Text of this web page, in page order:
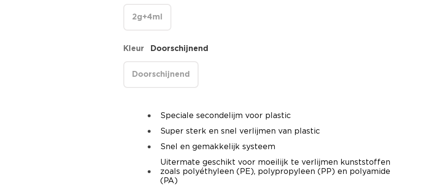
2g+4ml
Kleur Doorschijnend
Doorschijnend
Speciale secondelijm voor plastic
Super sterk en snel verlijmen van plastic
Snel en gemakkelijk systeem
Uitermate geschikt voor moeilijk te verlijmen kunststoffen
zoals polyéthyleen (PE), polypropyleen (PP) en polyamide
(PA)